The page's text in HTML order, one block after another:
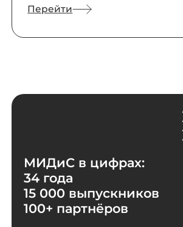
Перейти
МИДиС в цифрах:
34 года
15 000 выпускников
100+ партнёров